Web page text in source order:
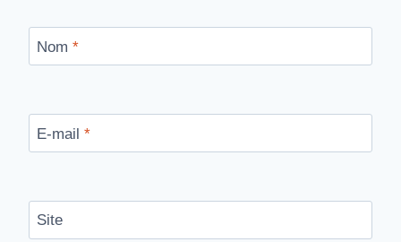
Nom *
E-mail *
Site